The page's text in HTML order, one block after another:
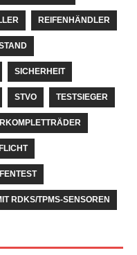
REIFENHÄNDLER
SICHERHEIT
STVO TESTSIEGER
RDKS/TPMS-SENSOREN